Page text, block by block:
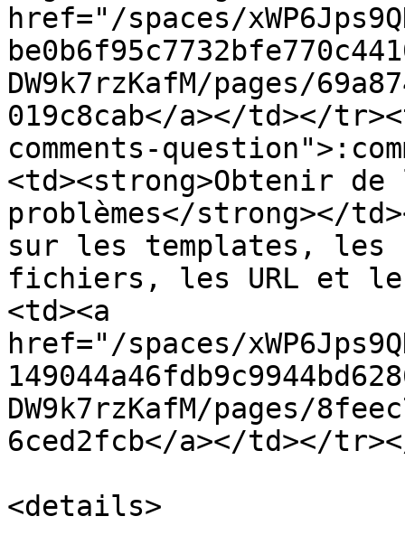
href="/spaces/
DW9k7rzKafM/pages/
019c8cab</a></td></
comments-
<td><strong>Obtenir
problèmes</strong></
sur les templates, les
fichiers, les URL et
<td><a
href="/spaces/
DW9k7rzKafM/pages/
6ced2fcb</a></td></
<details>